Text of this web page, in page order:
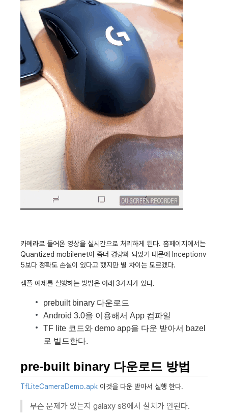
카메라로 들어온 영상을 실시간으로 처리하게 된다. 홈페이지에서는
Quantized mobilenet이 좀더 경량화 되었기 때문에 Inceptionv
5보다 정확도 손실이 있다고 했지만 별 차이는 모르겠다.
샘플 예제를 실행하는 방법은 아래 3가지가 있다.
prebuilt binary 다운로드
Android 3.0을 이용해서 App 컴파일
TF lite 코드와 demo app을 다운 받아서 bazel
로 빌드한다.
pre-built binary 다운로드 방법
TfLiteCameraDemo.apk 이것을 다운 받아서 실행 한다.
무슨 문제가 있는지 galaxy s8에서 설치가 안된다.